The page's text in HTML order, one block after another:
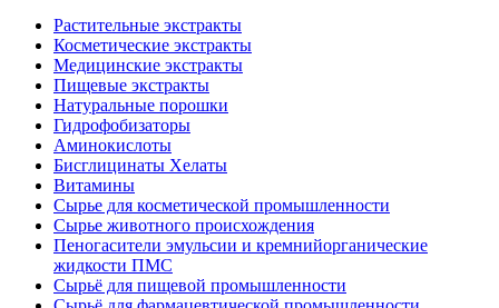
Растительные экстракты
Косметические экстракты
Медицинские экстракты
Пищевые экстракты
Натуральные порошки
Гидрофобизаторы
Аминокислоты
Бисглицинаты Хелаты
Витамины
Сырье для косметической промышленности
Сырье животного происхождения
Пеногасители эмульсии и кремнийорганические
жидкости ПМС
Сырьё для пищевой промышленности